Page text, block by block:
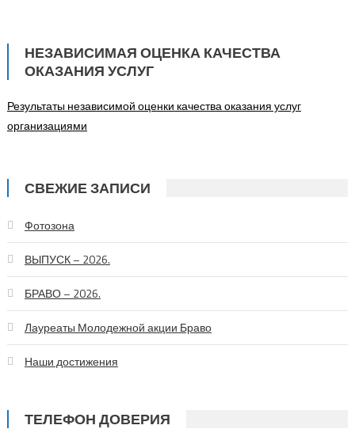
НЕЗАВИСИМАЯ ОЦЕНКА КАЧЕСТВА
ОКАЗАНИЯ УСЛУГ
Результаты независимой оценки качества оказания услуг
организациями
СВЕЖИЕ ЗАПИСИ
Фотозона
ВЫПУСК – 2026.
БРАВО – 2026.
Лауреаты Молодежной акции Браво
Наши достижения
ТЕЛЕФОН ДОВЕРИЯ